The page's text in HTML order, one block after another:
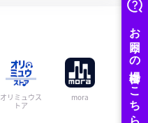
オリミュウス
トア
mora